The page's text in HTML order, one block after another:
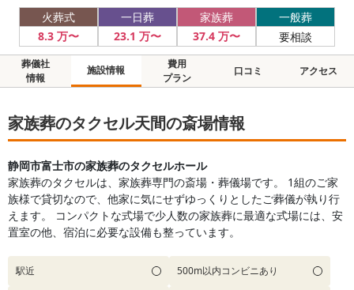
火葬式
8.3 万〜
一日葬
23.1 万〜
家族葬
37.4 万〜
一般葬
要相談
葬儀社
情報
施設情報
費用
プラン
口コミ アクセス
家族葬のタクセル天間の斎場情報
静岡市富士市の家族葬のタクセルホール
家族葬のタクセルは、家族葬専門の斎場・葬儀場です。 1組のご家
族様で貸切なので、他家に気にせずゆっくりとしたご葬儀が執り行
えます。 コンパクトな式場で少人数の家族葬に最適な式場には、安
置室の他、宿泊に必要な設備も整っています。
駅近 500m以内コンビニあり